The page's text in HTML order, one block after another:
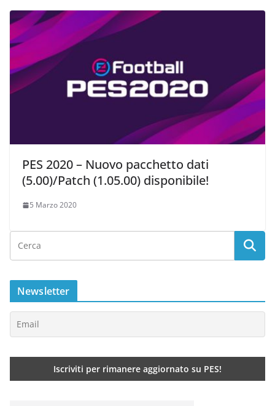
PES 2020 – Nuovo pacchetto dati
(5.00)/Patch (1.05.00) disponibile!
5 Marzo 2020
Newsletter